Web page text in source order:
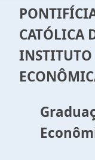
CATÓLICA
INSTITUTO